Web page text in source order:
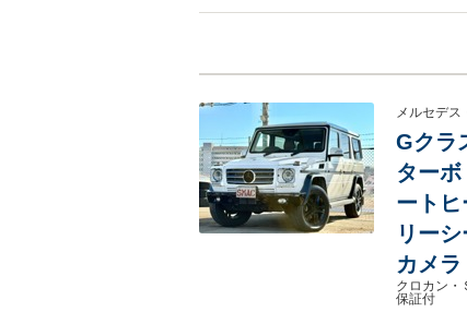
メルセデス
Gクラ
ター
ート
リー
カメラ
クロカン・
保証付